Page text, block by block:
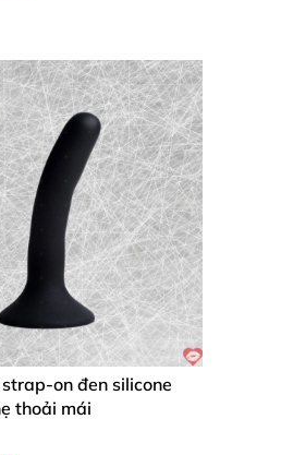
on đen silicone
thoải mái